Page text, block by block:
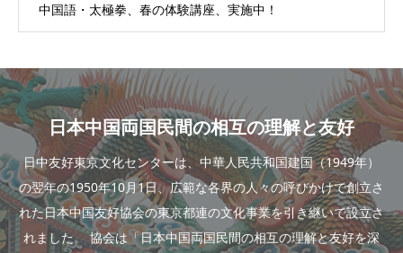
中国語・太極拳、春の体験講座、実施中！
日本中国両国民間の相互の理解と友好
日中友好東京文化センターは、中華人民共和国建国（1949年）
の翌年の1950年10月1日、広範な各界の人々の呼びかけで創立さ
れた日本中国友好協会の東京都連の文化事業を引き継いで設立さ
れました。 協会は「日本中国両国民間の相互の理解と友好を深